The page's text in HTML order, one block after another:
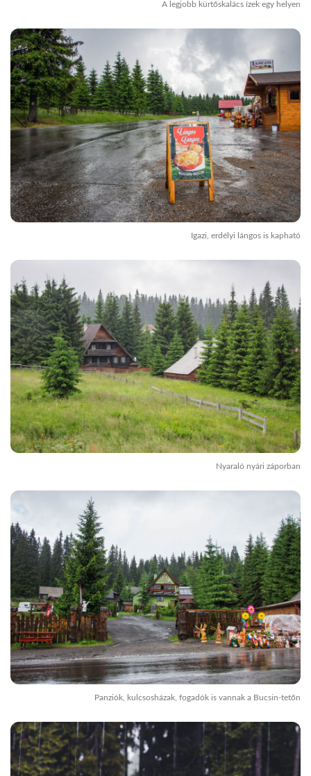
A legjobb kürtőskalács ízek egy helyen
Igazi, erdélyi lángos is kapható
Nyaraló nyári záporban
Panziók, kulcsosházak, fogadók is vannak a Bucsin-tetőn